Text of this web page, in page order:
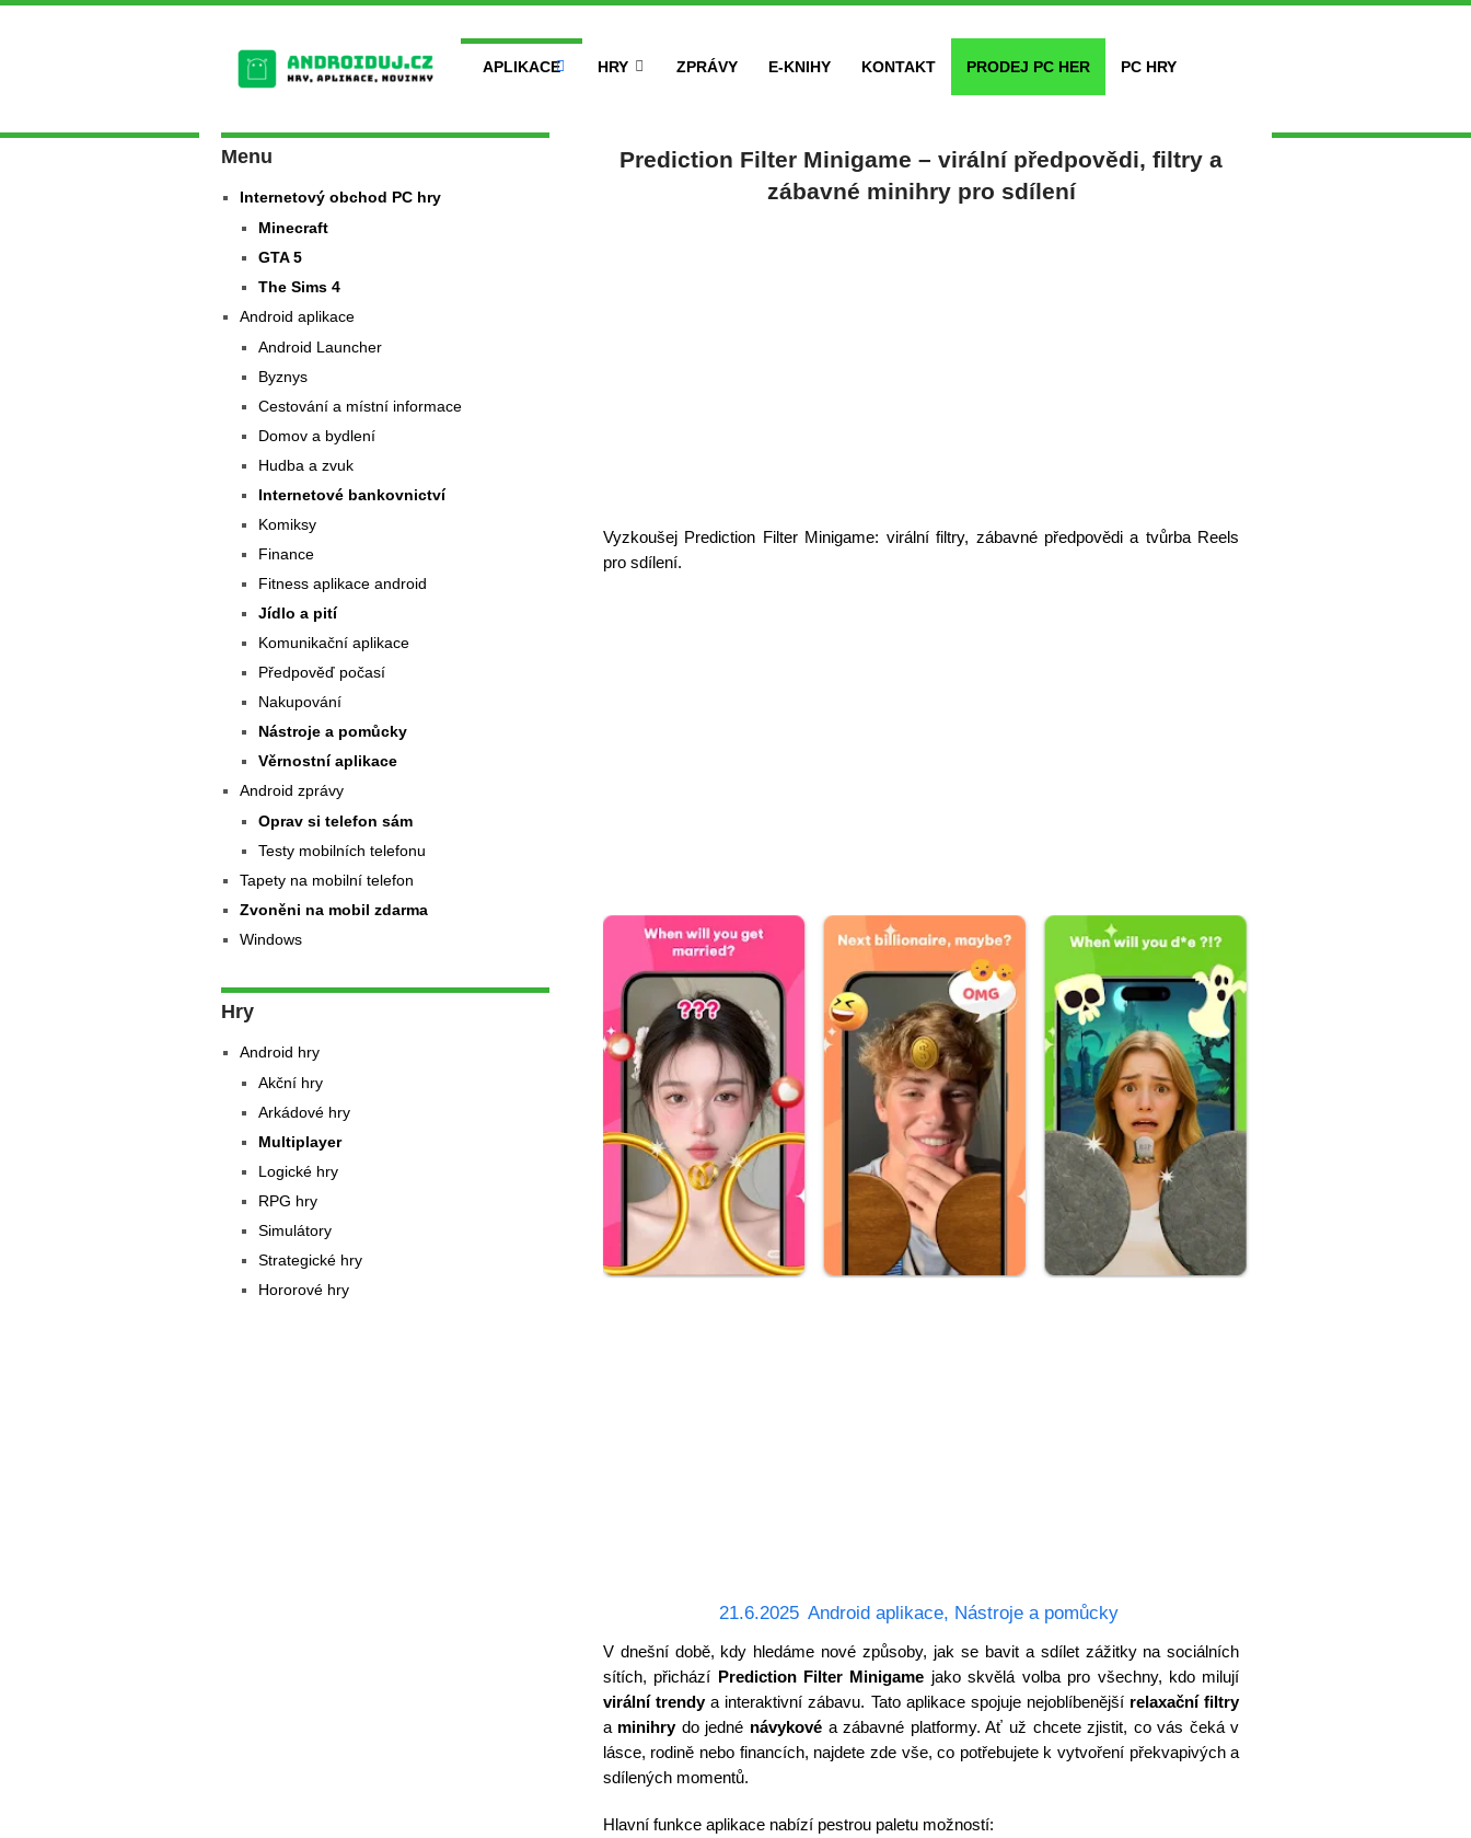
APLIKACE HRY ZPRÁVY E-KNIHY KONTAKT PRODEJ PC HER PC HRY
Prediction Filter Minigame – virální předpovědi, filtry a
zábavné minihry pro sdílení
Vyzkoušej Prediction Filter Minigame: virální filtry, zábavné předpovědi a tvůrba Reels
pro sdílení.
21.6.2025 Android aplikace, Nástroje a pomůcky
V dnešní době, kdy hledáme nové způsoby, jak se bavit a sdílet zážitky na sociálních
sítích, přichází Prediction Filter Minigame jako skvělá volba pro všechny, kdo milují
virální trendya interaktivní zábavu. Tato aplikace spojuje nejoblíbenější relaxační filtry
a minihrydo jedné návykové a zábavné platformy. Ať už chcete zjistit, co vás čeká v
lásce, rodině nebo financích, najdete zde vše, co potřebujete k vytvoření překvapivých a
sdílených momentů.
Hlavní funkce aplikace nabízí pestrou paletu možností:
Menu
Internetový obchod PC hry
Minecraft
GTA 5
The Sims 4
Android aplikace
Android Launcher
Byznys
Cestování a místní informace
Domov a bydlení
Hudba a zvuk
Internetové bankovnictví
Komiksy
Finance
Fitness aplikace android
Jídlo a pití
Komunikační aplikace
Předpověď počasí
Nakupování
Nástroje a pomůcky
Věrnostní aplikace
Android zprávy
Oprav si telefon sám
Testy mobilních telefonu
Tapety na mobilní telefon
Zvoněni na mobil zdarma
Windows
Hry
Android hry
Akční hry
Arkádové hry
Multiplayer
Logické hry
RPG hry
Simulátory
Strategické hry
Hororové hry